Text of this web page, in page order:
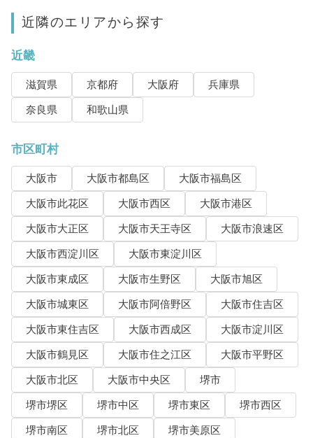
近隣のエリアから探す
近畿
滋賀県 京都府 大阪府
兵庫県
奈良県
和歌山県
市区町村
大阪市 大阪市都島区
大阪市福島区
大阪市此花区
大阪市西区
大阪市港区
大阪市大正区
大阪市天王寺区
大阪市浪速区
大阪市西淀川区
大阪市東淀川区
大阪市東成区
大阪市生野区
大阪市旭区
大阪市城東区
大阪市阿倍野区
大阪市住吉区
大阪市東住吉区
大阪市西成区
大阪市淀川区
大阪市鶴見区
大阪市住之江区
大阪市平野区
大阪市北区
大阪市中央区
堺市
堺市堺区
堺市中区 堺市東区
堺市西区
堺市南区
堺市北区
堺市美原区